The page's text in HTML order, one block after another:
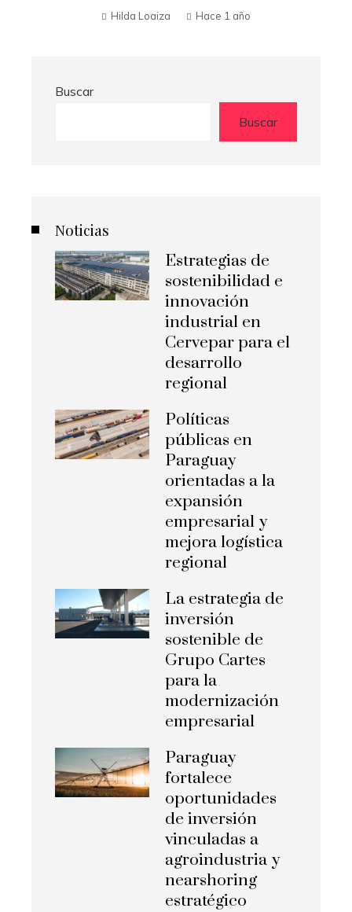
Hilda Loaiza Hace 1 año
Buscar
Buscar
Noticias
Estrategias de
sostenibilidad e
innovación
industrial en
Cervepar para el
desarrollo
regional
Políticas
públicas en
Paraguay
orientadas a la
expansión
empresarial y
mejora logística
regional
La estrategia de
inversión
sostenible de
Grupo Cartes
para la
modernización
empresarial
Paraguay
fortalece
oportunidades
de inversión
vinculadas a
agroindustria y
nearshoring
estratégico